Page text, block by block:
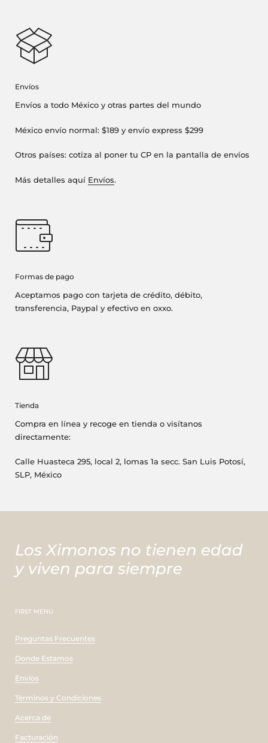
Envíos
Envíos a todo México y otras partes del mundo
México envío normal: $189 y envío express $299
Otros países: cotiza al poner tu CP en la pantalla de envíos
Más detalles aquí Envíos.
Formas de pago
Aceptamos pago con tarjeta de crédito, débito,
transferencia, Paypal y efectivo en oxxo.
Tienda
Compra en línea y recoge en tienda o visítanos
directamente:
Calle Huasteca 295, local 2, lomas 1a secc. San Luis Potosí,
SLP, México
Los Ximonos no tienen edad
y viven para siempre
FIRST MENU
Preguntas Frecuentes
Donde Estamos
Envíos
Términos y Condiciones
Acerca de
Facturación